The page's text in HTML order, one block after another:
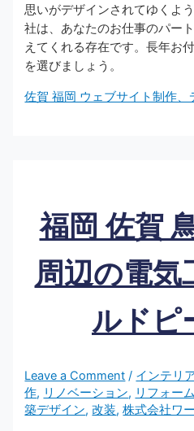
思いがデザインされてゆくよ
社は、あなたのお仕事のパー
えてくれる存在です。長年お
を選びましょう。
佐賀 福岡 ウェブサイト制作、
福岡 佐賀
周辺の電気
ルド
Leave a Comment / インテリ
作, リノベーション, リフォーム
築デザイン,改装,株式会社ワ